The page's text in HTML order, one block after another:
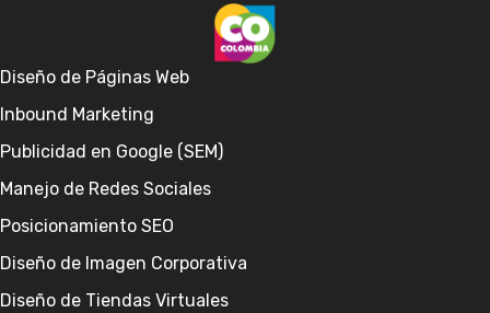
Diseño de Páginas Web
Inbound Marketing
Publicidad en Google (SEM)
Manejo de Redes Sociales
Posicionamiento SEO
Diseño de Imagen Corporativa
Diseño de Tiendas Virtuales